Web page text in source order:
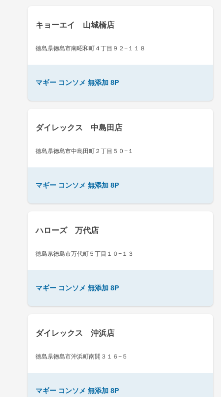
キョーエイ 山城橋店
徳島県徳島市南昭和町４丁目９２−１１８
マギー コンソメ 無添加 8P
ダイレックス 中島田店
徳島県徳島市中島田町２丁目５０−１
マギー コンソメ 無添加 8P
ハローズ 万代店
徳島県徳島市万代町５丁目１０−１３
マギー コンソメ 無添加 8P
ダイレックス 沖浜店
徳島県徳島市沖浜町南開３１６−５
マギー コンソメ 無添加 8P